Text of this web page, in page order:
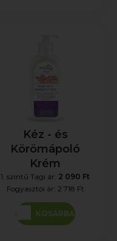
Kéz - és
Körömápoló
Krém
1. szintű Tagi ár: 2 090 Ft
Fogyasztói ár: 2 718 Ft
KOSÁRBA